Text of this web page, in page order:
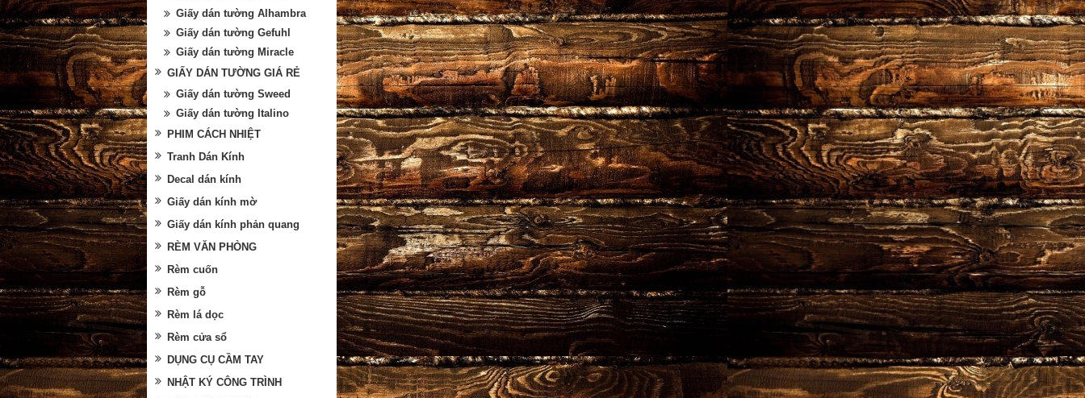
Giấy dán tường Alhambra
Giấy dán tường Gefuhl
Giấy dán tường Miracle
GIẤY DÁN TƯỜNG GIÁ RẺ
Giấy dán tường Sweed
Giấy dán tường Italino
PHIM CÁCH NHIỆT
Tranh Dán Kính
Decal dán kính
Giấy dán kính mờ
Giấy dán kính phản quang
RÈM VĂN PHÒNG
Rèm cuốn
Rèm gỗ
Rèm lá dọc
Rèm cửa sổ
DỤNG CỤ CẦM TAY
NHẬT KÝ CÔNG TRÌNH